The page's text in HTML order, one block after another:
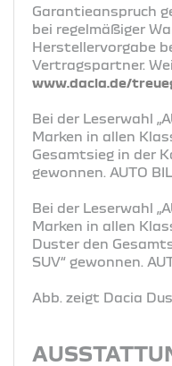
Garantieanspruch
bei regelmäßiger
Herstellervorgabe
Vertragspartner.
www.dacia.de/
Bei der Leserwahl
Marken in allen
Gesamtsieg in der
gewonnen. AUTO
Bei der Leserwahl
Marken in allen
Duster den
SUV“ gewonnen.
Abb. zeigt Dacia